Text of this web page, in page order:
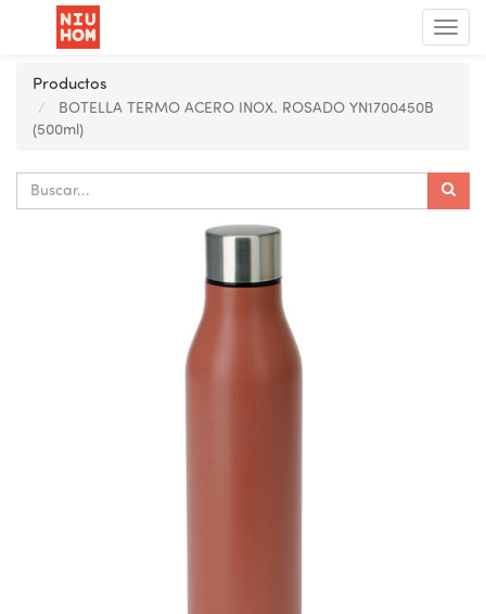
Menú
de
Productos
BOTELLA TERMO ACERO INOX. ROSADO YN1700450B
(500ml)